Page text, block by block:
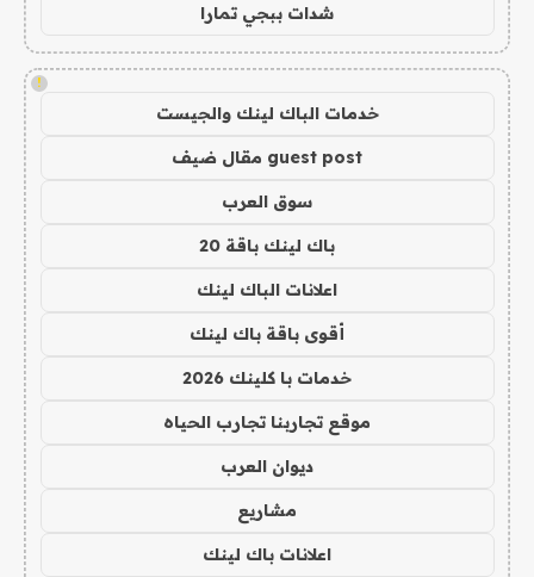
شدات ببجي تمارا
!
خدمات الباك لينك والجيست
guest post مقال ضيف
سوق العرب
باك لينك باقة 20
اعلانات الباك لينك
أقوى باقة باك لينك
خدمات با كلينك 2026
موقع تجاربنا تجارب الحياه
ديوان العرب
مشاريع
اعلانات باك لينك